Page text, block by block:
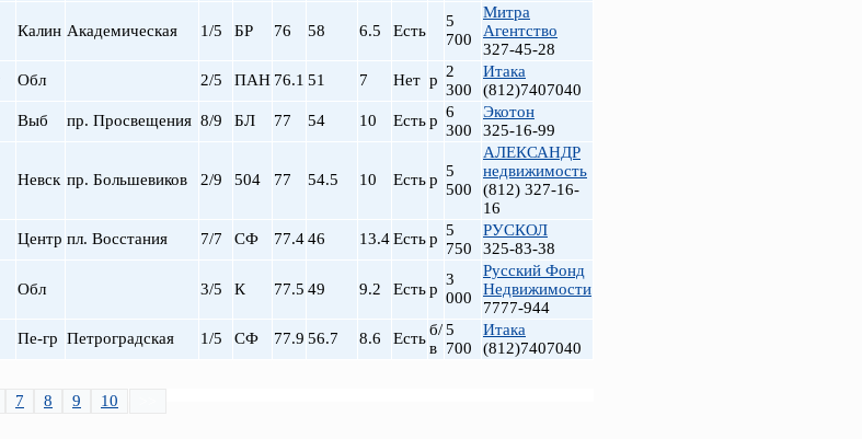
Калин Академическая 1/5 БР 76 58 6.5 Есть
5
700
Митра
Агентство
327-45-28
Обл 2/5 ПАН 76.1 51 7 Нет р 2
300
Итака
(812)7407040
Выб пр. Просвещения 8/9 БЛ 77 54 10 Естьр 6
300
Экотон
325-16-99
Невск пр. Большевиков 2/9 504 77 54.5 10 Естьр 5
500
АЛЕКСАНДР
недвижимость
(812) 327-16-
16
Центр пл. Восстания 7/7 СФ 77.446 13.4Естьр 5
750
РУСКОЛ
325-83-38
Обл 3/5 К 77.5 49 9.2 Естьр
3
000
Русский Фонд
Недвижимости
7777-944
Пе-гр Петроградская 1/5 СФ 77.9 56.7 8.6 Естьб/
в
5
700
Итака
(812)7407040
7 8 9 10